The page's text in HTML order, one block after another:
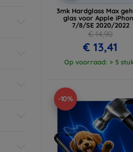
3mk Hardglass Max
glas voor Apple
7/8/SE 2020/2022
€ 14,90
€ 13,41
Op voorraad: > 5
-10%